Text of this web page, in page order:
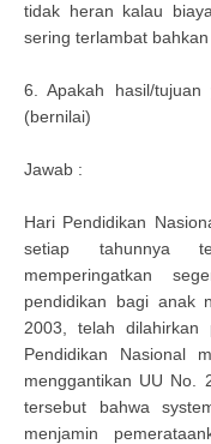
tidak heran kalau
sering terlambat bahkan
6. Apakah hasil/tujuan
(bernilai)
Jawab :
Hari Pendidikan
setiap tahunnya
memperingatkan
pendidikan bagi anak
2003, telah dilahirkan
Pendidikan Nasional
menggantikan UU No.
tersebut bahwa
menjamin